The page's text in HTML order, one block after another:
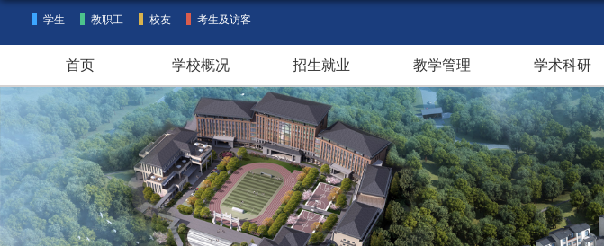
学生 教职工 校友 考生及访客
首页 学校概况 招生就业 教学管理 学术科研